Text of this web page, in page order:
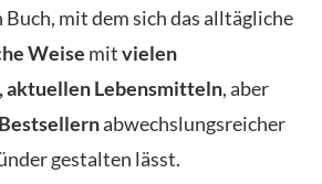
Buch, mit dem sich das alltägliche
Weise mitvielen
aktuellen Lebensmitteln, aber
abwechslungsreicher
gestalten lässt.